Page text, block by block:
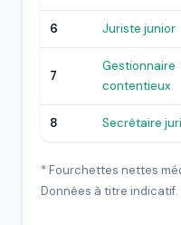
6 Juriste junior
7
Gestionnaire
contentieux
8 Secrétaire
* Fourchettes nettes
Données à titre indicatif.